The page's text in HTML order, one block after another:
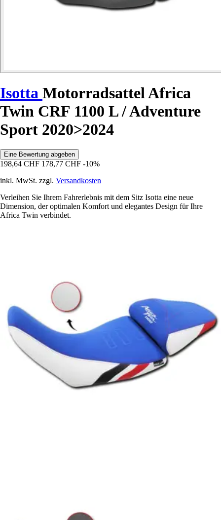
Isotta Motorradsattel Africa
Twin CRF 1100 L / Adventure
Sport 2020>2024
Eine Bewertung abgeben
198,64 CHF 178,77 CHF -10%
inkl. MwSt. zzgl. Versandkosten
Verleihen Sie Ihrem Fahrerlebnis mit dem Sitz Isotta eine neue
Dimension, der optimalen Komfort und elegantes Design für Ihre
Africa Twin verbindet.